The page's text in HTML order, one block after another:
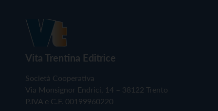
Vita Trentina Editrice
Società Cooperativa
Via Monsignor Endrici, 14 – 38122 Trento
P.IVA e C.F. 00199960220